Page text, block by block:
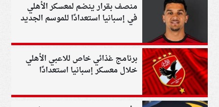
منصف بقرار ينضم لمعسكر الأهلي
في إسبانيا استعدادًا للموسم الجديد
برنامج غذائي خاص للاعبي الأهلي
خلال معسكر إسبانيا استعدادًا